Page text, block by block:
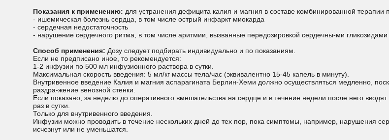
Показания к применению: для устранения дефицита калия и магния в составе комбинированной
- ишемическая болезнь сердца, в том числе острый инфаркт миокарда
- сердечная недостаточность
- нарушение сердечного ритма, в том числе аритмии, вызванные передозировкой сердечны-ми гликозидами
Способ применения: Дозу следует подбирать индивидуально и по показаниям.
Если не предписано иное, то рекомендуется:
1-2 инфузии по 500 мл инфузионного раствора в сутки.
Максимальная скорость введения: 5 мл/кг массы тела/час (эквивалентно 15-45 капель в минуту).
Внутривенное введение Калия и магния аспарагината Берлин-Хеми должно осуществляться медленно,
раздра-жение венозной стенки.
Если показано, за неделю до оперативного вмешательства на сердце и в течение недели после него
раз в сутки.
Только для внутривенного введения.
Инфузии можно проводить в течение нескольких дней до тех пор, пока симптомы, например, нарушения
исчезнут или не уменьшатся.